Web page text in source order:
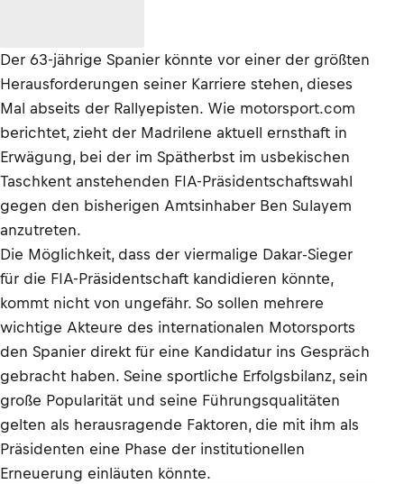
Der 63-jährige Spanier könnte vor einer der größten
Herausforderungen seiner Karriere stehen, dieses
Mal abseits der Rallyepisten. Wie motorsport.com
berichtet, zieht der Madrilene aktuell ernsthaft in
Erwägung, bei der im Spätherbst im usbekischen
Taschkent anstehenden FIA-Präsidentschaftswahl
gegen den bisherigen Amtsinhaber Ben Sulayem
anzutreten.
Die Möglichkeit, dass der viermalige Dakar-Sieger
für die FIA-Präsidentschaft kandidieren könnte,
kommt nicht von ungefähr. So sollen mehrere
wichtige Akteure des internationalen Motorsports
den Spanier direkt für eine Kandidatur ins Gespräch
gebracht haben. Seine sportliche Erfolgsbilanz, sein
große Popularität und seine Führungsqualitäten
gelten als herausragende Faktoren, die mit ihm als
Präsidenten eine Phase der institutionellen
Erneuerung einläuten könnte.